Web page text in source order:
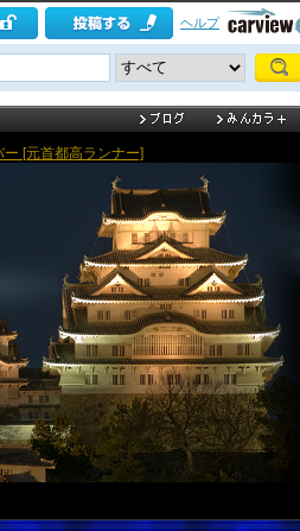
ヘルプ
[元首都高ランナー]